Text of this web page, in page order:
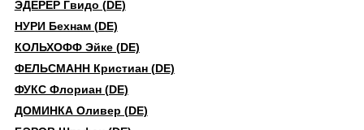
ЭДЕРЕР Гвидо (DE)
НУРИ Бехнам (DE)
КОЛЬХОФФ Эйке (DE)
ФЕЛЬСМАНН Кристиан (DE)
ФУКС Флориан (DE)
ДОМИНКА Оливер (DE)